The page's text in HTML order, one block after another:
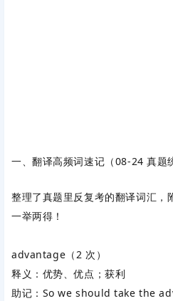
一、翻译高频词速记（08-24 真题
整理了真题里反复考的翻译词汇，
一举两得！
advantage （2 次）
释义：优势、优点；获利
助记： So we should take the